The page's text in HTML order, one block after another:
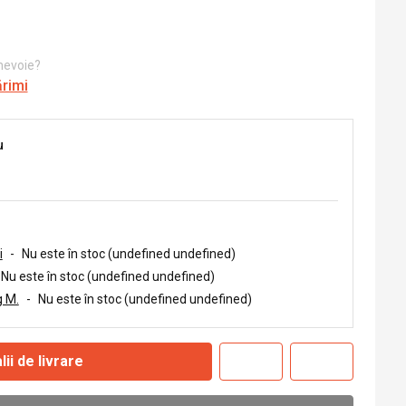
-
Nu este în stoc (undefined undefined)
Nu este în stoc (undefined undefined)
M.
- Nu este în stoc (undefined undefined)
de livrare